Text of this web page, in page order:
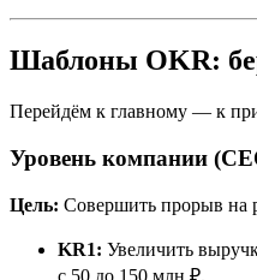
Шаблоны OKR:
Перейдём к главному — к
Уровень компании
Цель: Совершить прорыв на
KR1: Увеличить
с 50 до 150 млн ₽.